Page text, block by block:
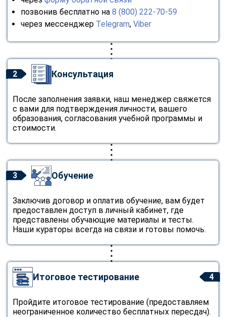
позвонив бесплатно на 8 (800) 222-70-59
через мессенджер Telegram, Viber
2 Консультация
После заполнения заявки, наш менеджер свяжется
с вами для подтверждения личности, вашего
образования, согласования учебной программы и
стоимости.
3 Обучение
Заключив договор и оплатив обучение, вам будет
предоставлен доступ в личный кабинет, где
представлены обучающие материалы и тесты.
Наши кураторы всегда на связи и готовы помочь.
4
Итоговое тестирование
Пройдите итоговое тестирование (предоставляем
неограниченное количество бесплатных пересдач).